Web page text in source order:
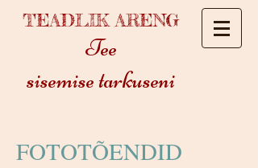
TEADLIK ARENG
Tee
sisemise tarkuseni
FOTOTÕENDID